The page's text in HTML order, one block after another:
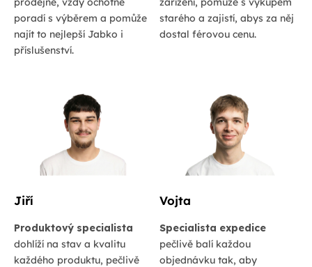
poradí s výběrem a pomůže
najít to nejlepší Jabko i
příslušenství.
starého a zajistí, abys za něj
dostal férovou cenu.
Jiří
Produktový specialista
dohlíží na stav a kvalitu
každého produktu, pečlivě
Vojta
Specialista expedice
pečlivě balí každou
objednávku tak, aby